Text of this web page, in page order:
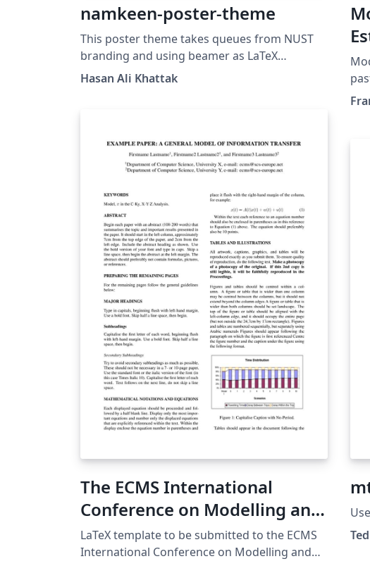
namkeen-poster-theme
This poster theme takes queues from NUST
branding and using beamer as LaTeX
template. The name namkeen is inspired from
deliciousness. Source
https://github.com/hasanalikhattak/namkeen
Hasan Ali Khattak
The ECMS International
Conference on Modelling and
Simulation
LaTeX template to be submitted to the ECMS
International Conference on Modelling and